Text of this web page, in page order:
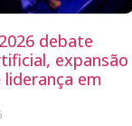
debate
expansão
em